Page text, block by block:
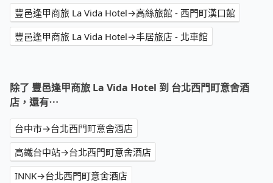
豐邑逢甲商旅 La Vida Hotel→高絲旅館 - 西門町漢口館
豐邑逢甲商旅 La Vida Hotel→丰居旅店 - 北車館
除了 豐邑逢甲商旅 La Vida Hotel 到 台北西門町意舍酒
店，還有⋯
台中市→台北西門町意舍酒店
高鐵台中站→台北西門町意舍酒店
INNK→台北西門町意舍酒店